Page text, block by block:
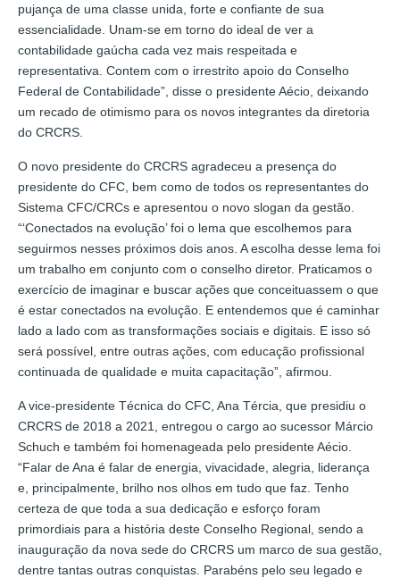
pujança de uma classe unida, forte e confiante de sua
essencialidade. Unam-se em torno do ideal de ver a
contabilidade gaúcha cada vez mais respeitada e
representativa. Contem com o irrestrito apoio do Conselho
Federal de Contabilidade”, disse o presidente Aécio, deixando
um recado de otimismo para os novos integrantes da diretoria
do CRCRS.
O novo presidente do CRCRS agradeceu a presença do
presidente do CFC, bem como de todos os representantes do
Sistema CFC/CRCs e apresentou o novo slogan da gestão.
“‘Conectados na evolução’ foi o lema que escolhemos para
seguirmos nesses próximos dois anos. A escolha desse lema foi
um trabalho em conjunto com o conselho diretor. Praticamos o
exercício de imaginar e buscar ações que conceituassem o que
é estar conectados na evolução. E entendemos que é caminhar
lado a lado com as transformações sociais e digitais. E isso só
será possível, entre outras ações, com educação profissional
continuada de qualidade e muita capacitação”, afirmou.
A vice-presidente Técnica do CFC, Ana Tércia, que presidiu o
CRCRS de 2018 a 2021, entregou o cargo ao sucessor Márcio
Schuch e também foi homenageada pelo presidente Aécio.
“Falar de Ana é falar de energia, vivacidade, alegria, liderança
e, principalmente, brilho nos olhos em tudo que faz. Tenho
certeza de que toda a sua dedicação e esforço foram
primordiais para a história deste Conselho Regional, sendo a
inauguração da nova sede do CRCRS um marco de sua gestão,
dentre tantas outras conquistas. Parabéns pelo seu legado e